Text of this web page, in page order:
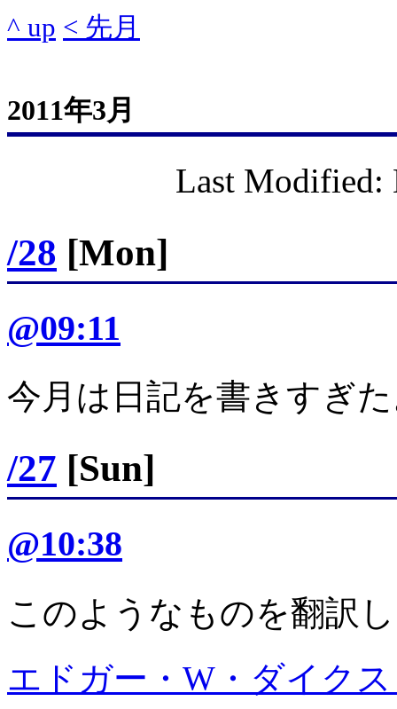
^ up < 先月
2011年3月
Last Modified:
/28 [Mon]
@09:11
今月は日記を書きすぎ
/27 [Sun]
@10:38
このようなものを翻訳
エドガー・W・ダイク